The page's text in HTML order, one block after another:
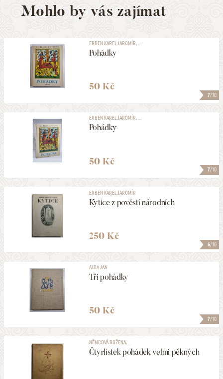
Mohlo by vás zajímat
7/10
ERBEN KAREL JAROMÍR, ...
Pohádky
50 Kč
7/10
ERBEN KAREL JAROMÍR, ...
Pohádky
50 Kč
6/10
ERBEN KAREL JAROMÍR
Kytice z pověstí národních
250 Kč
7/10
ALDA JAN
Tři pohádky
50 Kč
NĚMCOVÁ BOŽENA, ...
Čtyrlístek pohádek velmi pěkných